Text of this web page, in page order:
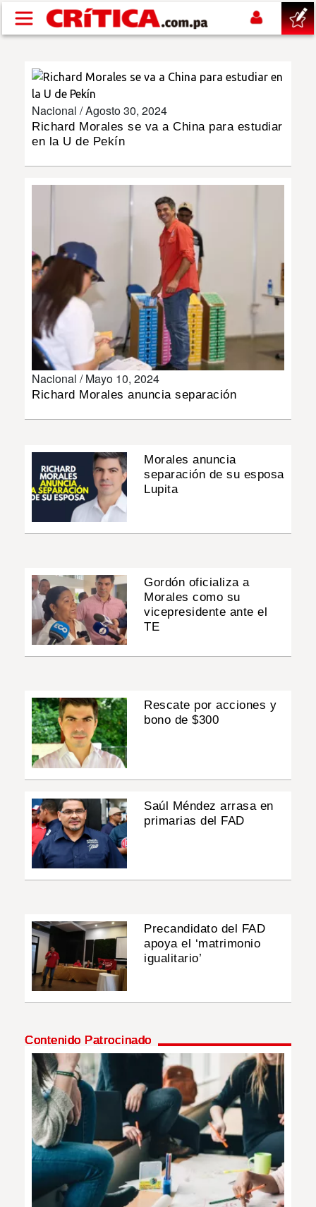
Pasar al contenido principal
SUCESOS
NACIONAL
DEPORTES
MUNDO
INSÓLITAS
MULTIMEDIA
IMPRESO
Nacional /Agosto 30, 2024
Richard Morales se va a China para estudiar
en la U de Pekín
Nacional /Mayo 10, 2024
Richard Morales anuncia separación
Morales anuncia
separación de su esposa
Lupita
Gordón oficializa a
Morales como su
vicepresidente ante el
TE
Rescate por acciones y
bono de $300
Saúl Méndez arrasa en
primarias del FAD
Precandidato del FAD
apoya el ‘matrimonio
igualitario’
Contenido Patrocinado